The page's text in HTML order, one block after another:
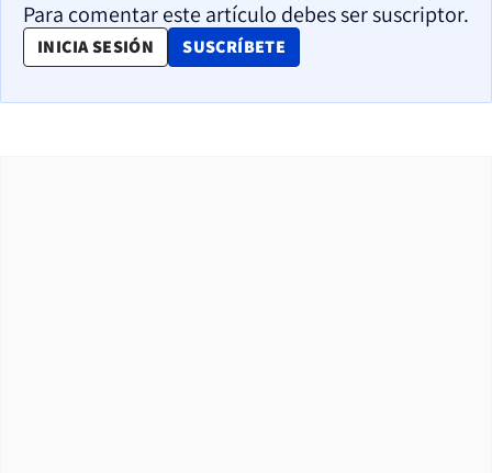
Para comentar este artículo debes ser suscriptor.
INICIA SESIÓN SUSCRÍBETE
OPENS IN NEW WINDOW